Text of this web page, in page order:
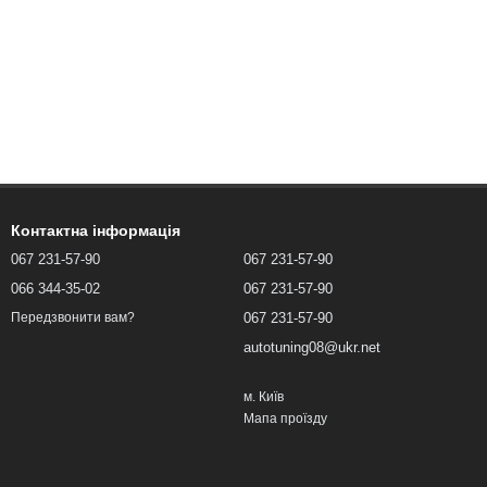
Контактна інформація
067 231-57-90
066 344-35-02
Передзвонити вам?
067 231-57-90
067 231-57-90
067 231-57-90
autotuning08@ukr.net
м. Київ
Мапа проїзду